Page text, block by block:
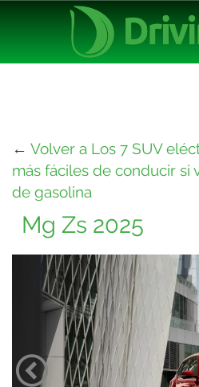
← Volver a Los 7 SUV
más fáciles de conducir si
de gasolina
Mg Zs 2025